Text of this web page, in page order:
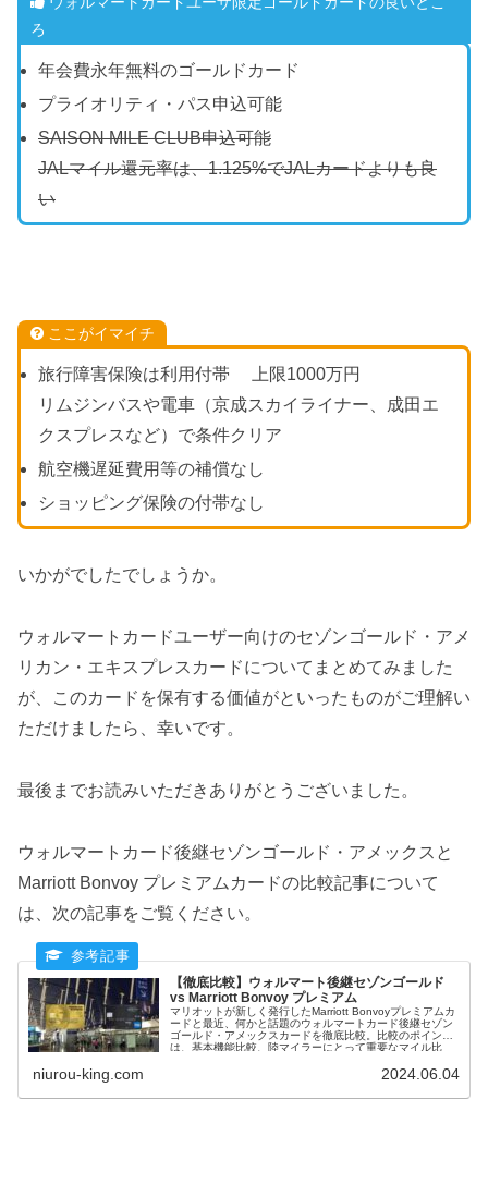
ろ
年会費永年無料のゴールドカード
プライオリティ・パス申込可能
SAISON MILE CLUB申込可能
JALマイル還元率は、1.125%でJALカードよりも良
い
ここがイマイチ
旅行障害保険は利用付帯 上限1000万円
リムジンバスや電車（京成スカイライナー、成田エ
クスプレスなど）で条件クリア
航空機遅延費用等の補償なし
ショッピング保険の付帯なし
いかがでしたでしょうか。
ウォルマートカードユーザー向けのセゾンゴールド・アメ
リカン・エキスプレスカードについてまとめてみました
が、このカードを保有する価値がといったものがご理解い
ただけましたら、幸いです。
最後までお読みいただきありがとうございました。
ウォルマートカード後継セゾンゴールド・アメックスと
Marriott Bonvoy プレミアムカードの比較記事について
は、次の記事をご覧ください。
【徹底比較】ウォルマート後継セゾンゴールド
vs Marriott Bonvoy プレミアム
マリオットが新しく発行したMarriott Bonvoyプレミアムカ
ードと最近、何かと話題のウォルマートカード後継セゾン
ゴールド・アメックスカードを徹底比較。比較のポイント
は、基本機能比較、陸マイラーにとって重要なマイル比
niurou-king.com 2024.06.04